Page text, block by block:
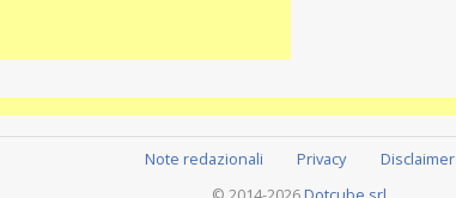
Note redazionali Privacy
Disclaimer